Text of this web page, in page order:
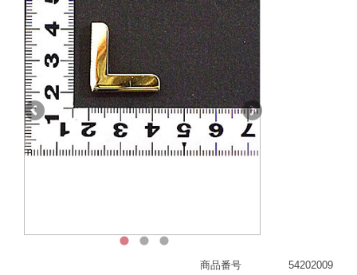
1 2 3
Previous
54202009
商品番号